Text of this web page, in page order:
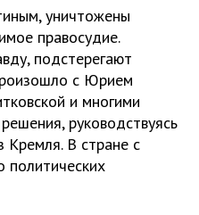
уничтожены
правосудие.
подстерегают
с Юрием
и многими
руководствуясь
Кремля. В стране с